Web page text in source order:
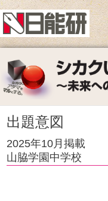
出題意図
2025年10月掲載
山脇学園中学校